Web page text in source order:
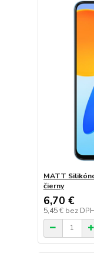
MATT
čierny
6,70 €
5,45 € bez DPH